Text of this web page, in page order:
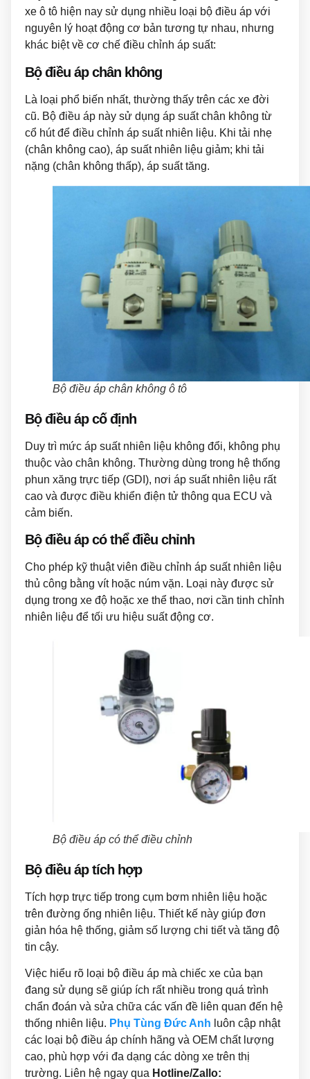
xe ô tô hiện nay sử dụng nhiều loại bộ điều áp với
nguyên lý hoạt động cơ bản tương tự nhau, nhưng
khác biệt về cơ chế điều chỉnh áp suất:
Bộ điều áp chân không
Là loại phổ biến nhất, thường thấy trên các xe đời
cũ. Bộ điều áp này sử dụng áp suất chân không từ
cổ hút để điều chỉnh áp suất nhiên liệu. Khi tải nhẹ
(chân không cao), áp suất nhiên liệu giảm; khi tải
nặng (chân không thấp), áp suất tăng.
Bộ điều áp chân không ô tô
Bộ điều áp cố định
Duy trì mức áp suất nhiên liệu không đổi, không phụ
thuộc vào chân không. Thường dùng trong hệ thống
phun xăng trực tiếp (GDI), nơi áp suất nhiên liệu rất
cao và được điều khiển điện tử thông qua ECU và
cảm biến.
Bộ điều áp có thể điều chỉnh
Cho phép kỹ thuật viên điều chỉnh áp suất nhiên liệu
thủ công bằng vít hoặc núm vặn. Loại này được sử
dụng trong xe độ hoặc xe thể thao, nơi cần tinh chỉnh
nhiên liệu để tối ưu hiệu suất động cơ.
Bộ điều áp có thể điều chỉnh
Bộ điều áp tích hợp
Tích hợp trực tiếp trong cụm bơm nhiên liệu hoặc
trên đường ống nhiên liệu. Thiết kế này giúp đơn
giản hóa hệ thống, giảm số lượng chi tiết và tăng độ
tin cậy.
Việc hiểu rõ loại bộ điều áp mà chiếc xe của bạn
đang sử dụng sẽ giúp ích rất nhiều trong quá trình
chẩn đoán và sửa chữa các vấn đề liên quan đến hệ
thống nhiên liệu. Phụ Tùng Đức Anh luôn cập nhật
các loại bộ điều áp chính hãng và OEM chất lượng
cao, phù hợp với đa dạng các dòng xe trên thị
trường. Liên hệ ngay qua Hotline/Zallo: